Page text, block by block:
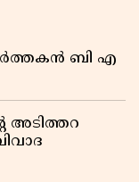
ബി എ
അടിത്തറ